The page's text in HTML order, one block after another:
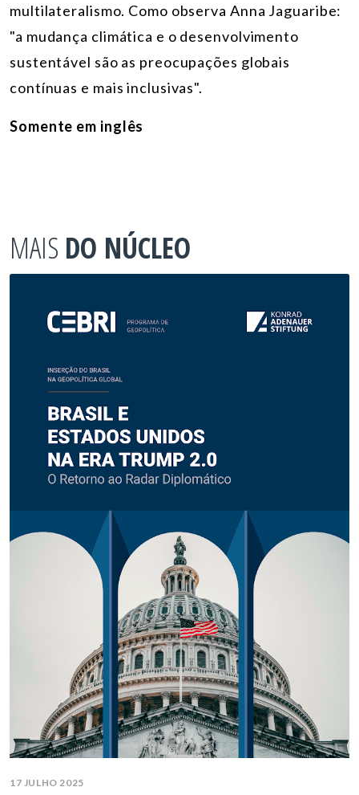
multilateralismo. Como observa Anna Jaguaribe:
"a mudança climática e o desenvolvimento
sustentável são as preocupações globais
contínuas e mais inclusivas".
Somente em inglês
MAIS DO NÚCLEO
17 JULHO 2025